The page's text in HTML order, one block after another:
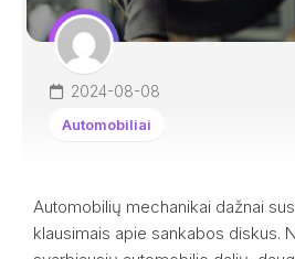
2024-08-08
Automobiliai
Automobilių mechanikai dažnai
klausimais apie sankabos diskus.